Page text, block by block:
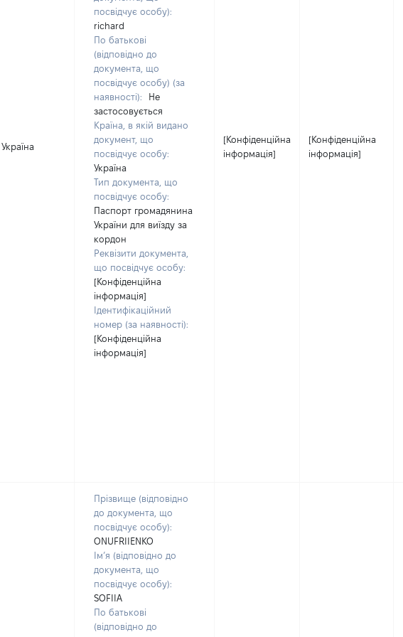
Україна
посвідчує особу):
richard
По батькові
(відповідно до
документа, що
посвідчує особу) (за
наявності):
Не
застосовується
Країна, в якій видано
документ, що
посвідчує особу:
Україна
Тип документа, що
посвідчує особу:
Паспорт громадянина
України для виїзду за
кордон
Реквізити документа,
що посвідчує особу:
[Конфіденційна
інформація]
Ідентифікаційний
номер (за наявності):
[Конфіденційна
інформація]
[Конфіденційна
інформація]
[Конфіденційна
інформація]
Прізвище (відповідно
до документа, що
посвідчує особу):
ONUFRIIENKO
Ім’я (відповідно до
документа, що
посвідчує особу):
SOFIIA
По батькові
(відповідно до